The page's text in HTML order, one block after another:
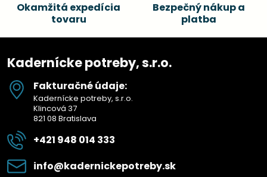
Okamžitá expedícia
tovaru
Bezpečný nákup a
platba
Kadernícke potreby, s.r.o.
Fakturačné údaje:
Kadernícke potreby, s.r.o.
Klincová 37
821 08 Bratislava
+421 948 014 333
info​@kadernickepotreby​.sk